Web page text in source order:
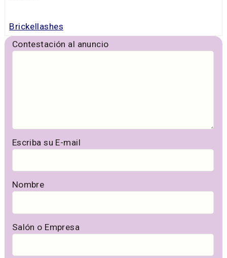
Brickellashes
Contestación al anuncio
Escriba su E-mail
Nombre
Salón o Empresa